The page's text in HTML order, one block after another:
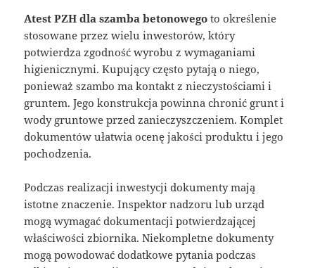
Atest PZH dla szamba betonowego to określenie
stosowane przez wielu inwestorów, który
potwierdza zgodność wyrobu z wymaganiami
higienicznymi. Kupujący często pytają o niego,
ponieważ szambo ma kontakt z nieczystościami i
gruntem. Jego konstrukcja powinna chronić grunt i
wody gruntowe przed zanieczyszczeniem. Komplet
dokumentów ułatwia ocenę jakości produktu i jego
pochodzenia.
Podczas realizacji inwestycji dokumenty mają
istotne znaczenie. Inspektor nadzoru lub urząd
mogą wymagać dokumentacji potwierdzającej
właściwości zbiornika. Niekompletne dokumenty
mogą powodować dodatkowe pytania podczas